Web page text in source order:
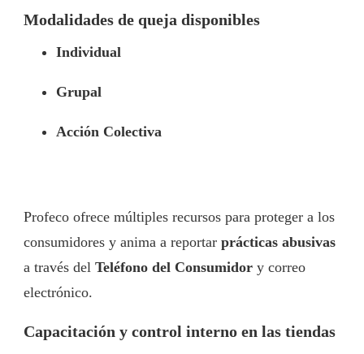
Modalidades de queja disponibles
Individual
Grupal
Acción Colectiva
Profeco ofrece múltiples recursos para proteger a los
consumidores y anima a reportar prácticas abusivas
a través del Teléfono del Consumidor y correo
electrónico.
Capacitación y control interno en las tiendas